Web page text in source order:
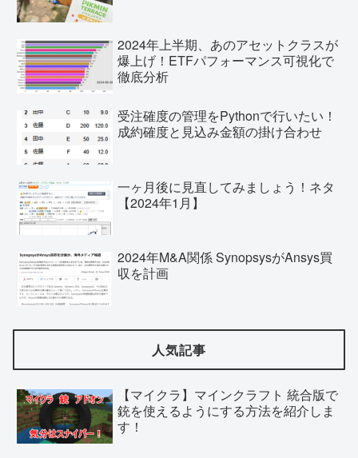
2024年上半期、あのアセットクラスが
爆上げ！ETFパフォーマンス可視化で
徹底分析
受注確度の管理をPythonで行いたい！
成約確度と見込み金額の掛け合わせ
一ヶ月後に見直してみましょう！ネタ
【2024年1月】
2024年M&A関係 SynopsysがAnsys買
収を計画
人気記事
【マイクラ】マインクラフト 統合版で
銃を使えるようにする方法を紹介しま
す！